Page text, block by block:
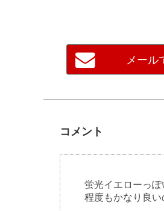
メール
コメント
蛍光イエローっぽ
程度もかなり良